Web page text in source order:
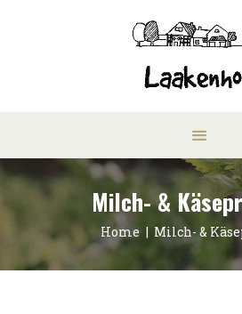
Milch- &
Home Milch- &